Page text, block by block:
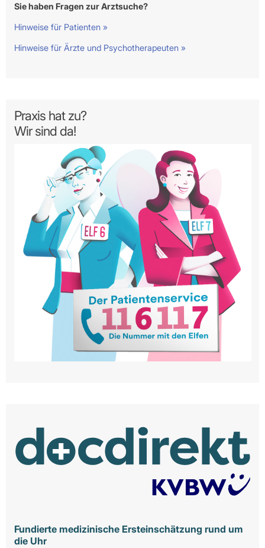
Sie haben Fragen zur Arztsuche?
Hinweise für Patienten »
Hinweise für Ärzte und Psychotherapeuten »
Praxis hat zu?
Wir sind da!
Fundierte medizinische Ersteinschätzung rund um
die Uhr